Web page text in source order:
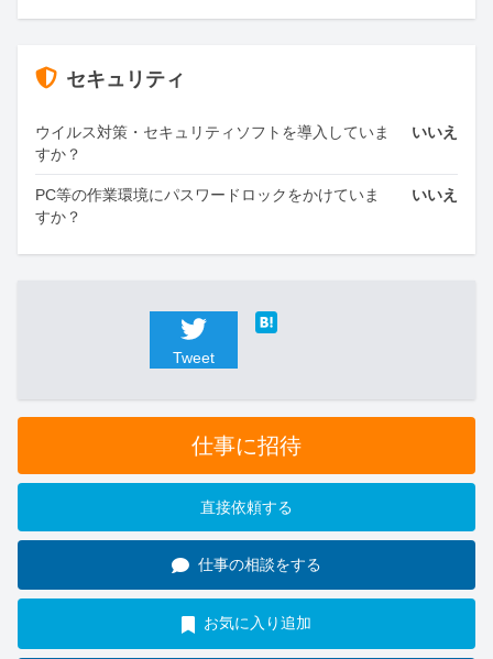
セキュリティ
ウイルス対策・セキュリティソフトを導入していま
すか？
いいえ
PC等の作業環境にパスワードロックをかけていま
すか？
いいえ
Tweet
仕事に招待
直接依頼する
仕事の相談をする
お気に入り追加